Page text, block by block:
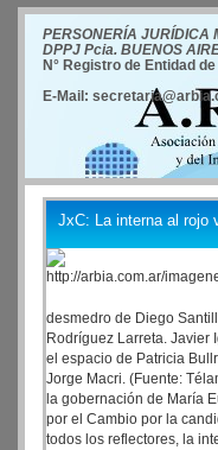
PERSONERÍA JURÍDICA
DPPJ Pcia. BUENOS
N° Registro de Entidad
E-Mail:
JxC: La interna al rojo
desmedro de Diego
Rodríguez Larreta. Javier
el espacio de Patricia
Jorge Macri. (Fuente:
la gobernación de María
por el Cambio por la
todos los reflectores, la